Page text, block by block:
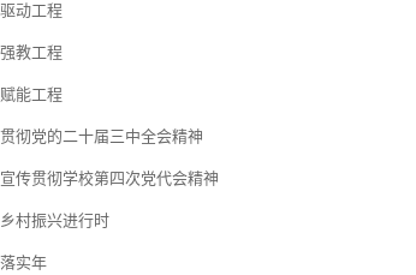
动工程
教工程
能工程
彻党的二十届三中全会精神
传贯彻学校第四次党代会精神
村振兴进行时
实年